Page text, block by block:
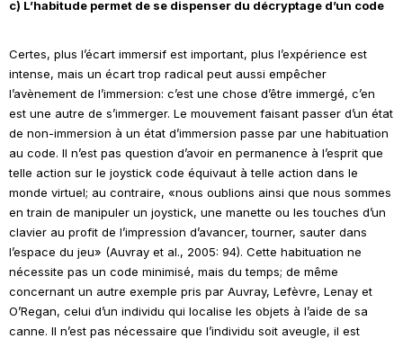
c) L’habitude permet de se dispenser du décryptage d’un code
Certes, plus l’écart immersif est important, plus l’expérience est
intense, mais un écart trop radical peut aussi empêcher
l’avènement de l’immersion: c’est une chose d’être immergé, c’en
est une autre de s’immerger. Le mouvement faisant passer d’un état
de non-immersion à un état d’immersion passe par une habituation
au code. Il n’est pas question d’avoir en permanence à l’esprit que
telle action sur le joystick code équivaut à telle action dans le
monde virtuel; au contraire, «nous oublions ainsi que nous sommes
en train de manipuler un joystick, une manette ou les touches d’un
clavier au profit de l’impression d’avancer, tourner, sauter dans
l’espace du jeu» (Auvray et al., 2005: 94). Cette habituation ne
nécessite pas un code minimisé, mais du temps; de même
concernant un autre exemple pris par Auvray, Lefèvre, Lenay et
O’Regan, celui d’un individu qui localise les objets à l’aide de sa
canne. Il n’est pas nécessaire que l’individu soit aveugle, il est